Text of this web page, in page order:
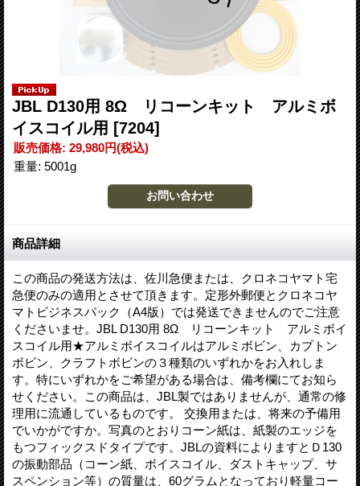
JBL D130用 8Ω リコーンキット アルミボ
イスコイル用 [7204]
販売価格: 29,980円(税込)
重量: 5001g
商品詳細
この商品の発送方法は、佐川急便または、クロネコヤマト宅
急便のみの適用とさせて頂きます。定形外郵便とクロネコヤ
マトビジネスパック（A4版）では発送できませんのでご注意
くださいませ。JBL D130用 8Ω リコーンキット アルミボイ
スコイル用★アルミボイスコイルはアルミボビン、カプトン
ボビン、クラフトボビンの３種類のいずれかをお入れしま
す。特にいずれかをご希望がある場合は、備考欄にてお知ら
せください。この商品は、JBL製ではありませんが、通常の修
理用に流通しているものです。 交換用または、将来の予備用
でいかがですか。写真のとおりコーン紙は、紙製のエッジを
もつフィックスドタイプです。JBLの資料によりますとＤ130
の振動部品（コーン紙、ボイスコイル、ダストキャップ、サ
スペンション等）の質量は、60グラムとなっており軽量コー